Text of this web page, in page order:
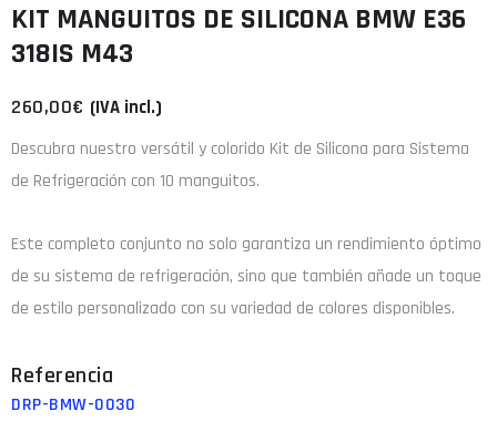
KIT MANGUITOS DE SILICONA BMW E36
318IS M43
260,00€ (IVA incl.)
Descubra nuestro versátil y colorido Kit de Silicona para Sistema
de Refrigeración con 10 manguitos.
Este completo conjunto no solo garantiza un rendimiento óptimo
de su sistema de refrigeración, sino que también añade un toque
de estilo personalizado con su variedad de colores disponibles.
DRP-BMW-0030